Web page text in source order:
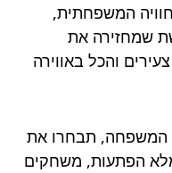
המשפחתית,
שמחזירה את
והכל באווירה
המשפחה, תבחרו את
הפתעות, משחקים